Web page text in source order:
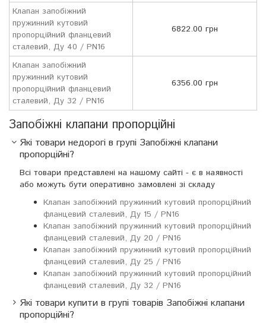
Клапан запобіжний
пружинний кутовий
пропорційний фланцевий
сталевий, Ду 40 / PN16
6822.00 грн
Клапан запобіжний
пружинний кутовий
пропорційний фланцевий
сталевий, Ду 32 / PN16
6356.00 грн
Запобіжні клапани пропорційні
Які товари недорогі в групі Запобіжні клапани
пропорційні?
Всі товари представлені на нашому сайті - є в наявності
або можуть бути оперативно замовлені зі складу
Клапан запобіжний пружинний кутовий пропорційний
фланцевий сталевий, Ду 15 / PN16
Клапан запобіжний пружинний кутовий пропорційний
фланцевий сталевий, Ду 20 / PN16
Клапан запобіжний пружинний кутовий пропорційний
фланцевий сталевий, Ду 25 / PN16
Клапан запобіжний пружинний кутовий пропорційний
фланцевий сталевий, Ду 32 / PN16
Які товари купити в групі товарів Запобіжні клапани
пропорційні?